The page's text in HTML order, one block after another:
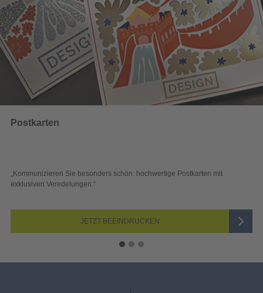
schön: hochwertige Postkarten mit
„Sichtbar und wirkungsvoll –